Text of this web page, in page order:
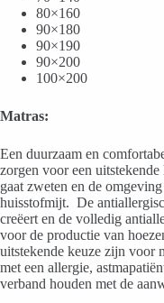
80×160
90×180
90×190
90×200
100×200
Matras:
Een duurzaam en
zorgen voor een
gaat zweten en de
huisstofmijt. De
creëert en de volledig
voor de productie van
uitstekende keuze zijn voor
met een allergie,
verband houden met de